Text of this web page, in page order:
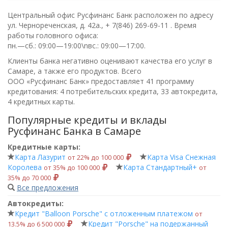
Центральный офис Русфинанс Банк расположен по адресу
ул. Чернореченская, д. 42а., + 7(846) 269-69-11 . Время
работы головного офиса:
пн.—сб.: 09:00—19:00\nвс.: 09:00—17:00.
Клиенты банка негативно оценивают качества его услуг в
Самаре, а также его продуктов. Всего
ООО «Русфинанс Банк» предоставляет 41 программу
кредитования: 4 потребительских кредита, 33 автокредита,
4 кредитных карты.
Популярные кредиты и вклады
Русфинанс Банка в Самаре
Кредитные карты:
Карта Лазурит от 22% до 100 000
Карта Visa Снежная
Королева от 35% до 100 000 Карта Стандартный+ от
35% до 70 000
Все предложения
Автокредиты:
Кредит "Balloon Porsche" с отложенным платежом от
13.5% до 6 500 000
Кредит "Porsche" на подержанный